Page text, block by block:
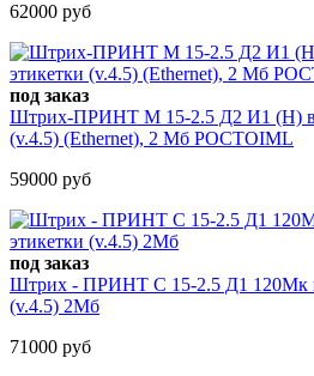
62000 руб
под заказ
Штрих-ПРИНТ М 15-2.5 Д2 И1 (H)
(v.4.5) (Ethernet), 2 Мб РОСТOIML
59000 руб
под заказ
Штрих - ПРИНТ С 15-2.5 Д1 120Мк
(v.4.5) 2Мб
71000 руб